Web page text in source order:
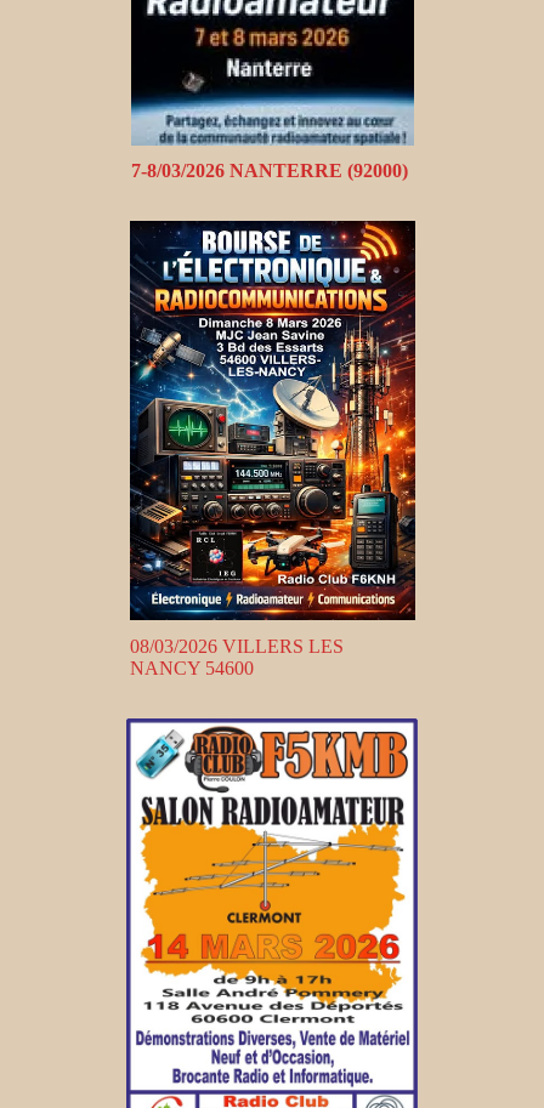
7-8/03/2026 NANTERRE (92000)
08/03/2026 VILLERS LES
NANCY 54600